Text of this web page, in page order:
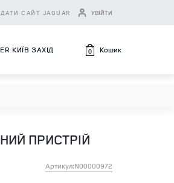
САЙТ JAGUAR УВІЙТИ
КИЇВ ЗАХІД 0 Кошик
ПРИСТРІЙ
Артикул:N00000972